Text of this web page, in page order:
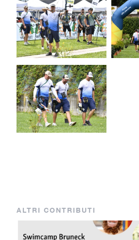
ALTRI CONTRIBUTI